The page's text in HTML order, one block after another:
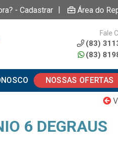
- Cadastrar | Área do
Fale
(83)
(83)
NOSSAS OFERTAS
6 DEGRAUS